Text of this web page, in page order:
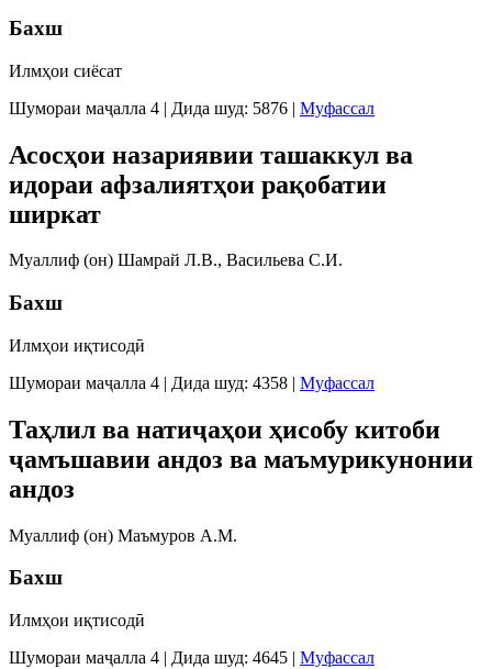
Бахш
Илмҳои сиёсат
Шумораи маҷалла 4 | Дида шуд: 5876 | Муфассал
Асосҳои назариявии ташаккул ва
идораи афзалиятҳои рақобатии
ширкат
Муаллиф (он) Шамрай Л.В., Васильева С.И.
Бахш
Илмҳои иқтисодӣ
Шумораи маҷалла 4 | Дида шуд: 4358 | Муфассал
Таҳлил ва натиҷаҳои ҳисобу китоби
ҷамъшавии андоз ва маъмурикунонии
андоз
Муаллиф (он) Маъмуров А.М.
Бахш
Илмҳои иқтисодӣ
Шумораи маҷалла 4 | Дида шуд: 4645 | Муфассал